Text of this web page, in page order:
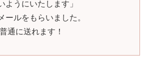
ようにいたします」
ールをもらいました。
通に送れます！